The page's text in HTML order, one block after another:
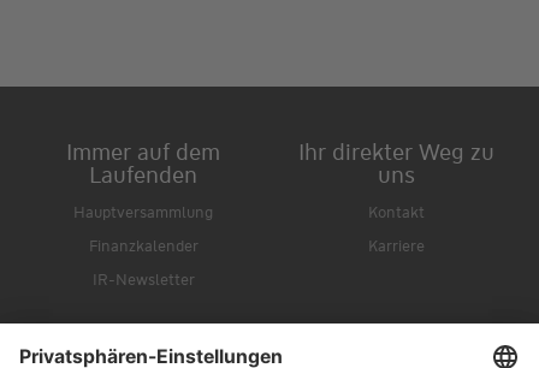
Immer auf dem
Laufenden
Hauptversammlung
Finanzkalender
IR-Newsletter
Ihr direkter Weg zu
uns
Kontakt
Karriere